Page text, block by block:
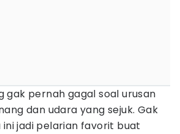
gak pernah gagal soal urusan
dan udara yang sejuk. Gak
jadi pelarian favorit buat